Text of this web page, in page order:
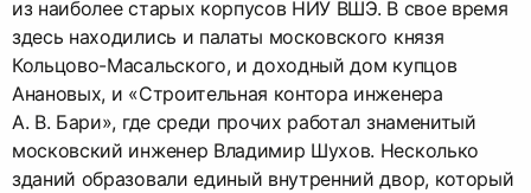
из наиболее старых корпусов НИУ ВШЭ. В свое время
здесь находились и палаты московского князя
Кольцово-Масальского, и доходный дом купцов
Анановых, и «Строительная контора инженера
А. В. Бари», где среди прочих работал знаменитый
московский инженер Владимир Шухов. Несколько
зданий образовали единый внутренний двор, который